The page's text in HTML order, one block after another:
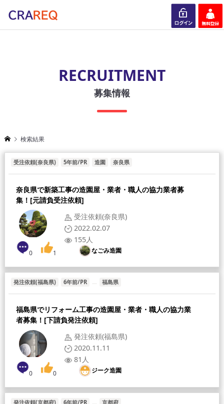
RECRUITMENT
募集情報
検索結果
受注依頼(奈良県) 5年前/PR 造園 奈良県
奈良県で新築工事の造園屋・業者・職人の協力業者募
集！[元請負受注依頼]
受注依頼(奈良県)
2022.02.07
155人
なごみ造園
0 1
発注依頼(福島県) 6年前/PR 福島県
福島県でリフォーム工事の造園屋・業者・職人の協力業
者募集！[下請負発注依頼]
発注依頼(福島県)
2020.11.11
81人
ジーク造園
0 0
発注依頼(京都府) 6年前/PR 京都府